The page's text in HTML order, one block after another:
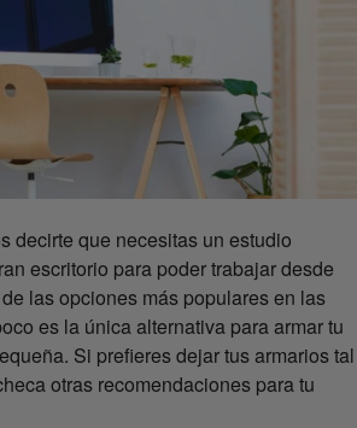
decirte que necesitas un estudio
escritorio para poder trabajar desde
las opciones más populares en las
es la única alternativa para armar tu
Si prefieres dejar tus armarios tal
otras recomendaciones para tu